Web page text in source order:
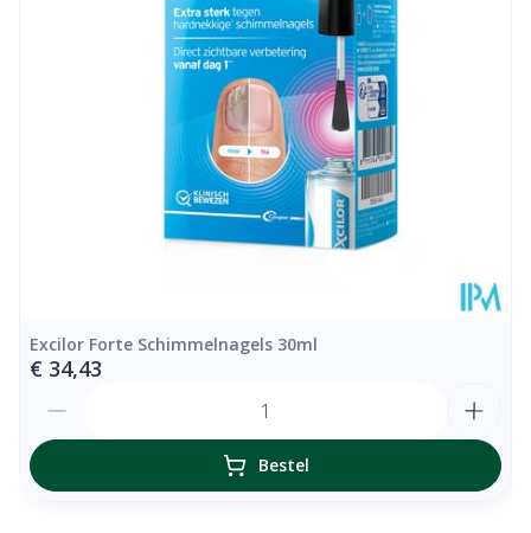
30
Kamertemperatuur (15°C - 25°C)
Excilor Forte Schimmelnagels 30ml
€ 34,43
Bestel